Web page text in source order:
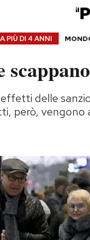
PIÙ DI 4 ANNI
delle
però, vengono